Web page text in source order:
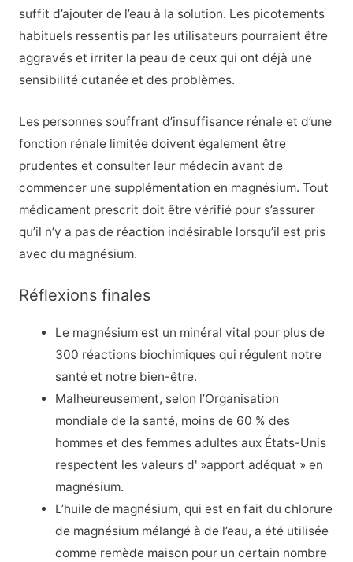
suffit d’ajouter de l’eau à la solution. Les picotements
habituels ressentis par les utilisateurs pourraient être
aggravés et irriter la peau de ceux qui ont déjà une
sensibilité cutanée et des problèmes.
Les personnes souffrant d’insuffisance rénale et d’une
fonction rénale limitée doivent également être
prudentes et consulter leur médecin avant de
commencer une supplémentation en magnésium. Tout
médicament prescrit doit être vérifié pour s’assurer
qu’il n’y a pas de réaction indésirable lorsqu’il est pris
avec du magnésium.
Réflexions finales
Le magnésium est un minéral vital pour plus de
300 réactions biochimiques qui régulent notre
santé et notre bien-être.
Malheureusement, selon l’Organisation
mondiale de la santé, moins de 60 % des
hommes et des femmes adultes aux États-Unis
respectent les valeurs d' »apport adéquat » en
magnésium.
L’huile de magnésium, qui est en fait du chlorure
de magnésium mélangé à de l’eau, a été utilisée
comme remède maison pour un certain nombre